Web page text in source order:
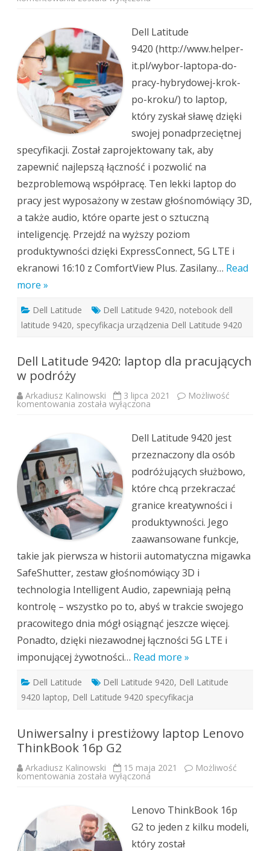
Dell
Latitude
9420
Dell Latitude
9420 (http://www.helper-
it.pl/wybor-laptopa-do-
pracy-hybrydowej-krok-
po-kroku/) to laptop,
który zyskał sławę dzięki
swojej ponadprzeciętnej
specyfikacji. Został zaprojektowany tak, aby
zapewnić najlepszą łączność i pozwolić na
bezproblemową współpracę. Ten lekki laptop do
pracy jest wyposażony w zestaw głośnomówiący 3D,
a także audio, które oparte jest o sztuczną
inteligencję. Przejdź na wyższy poziom
produktywności dzięki ExpressConnect, 5G LTE i
ekranowi 16:10 z ComfortView Plus. Zasilany… Read
more »
Dell Latitude Dell Latitude 9420, notebook dell
latitude 9420, specyfikacja urządzenia Dell Latitude 9420
Dell Latitude 9420: laptop dla pracujących
w podróży
Arkadiusz Kalinowski 3 lipca 2021 Możliwość
komentowania Dell
pracujących
w
podróży
została wyłączona
Dell Latitude 9420 jest
przeznaczony dla osób
podróżujących służbowo,
które chcą przekraczać
granice kreatywności i
produktywności. Jego
zaawansowane funkcje,
takie jak pierwsza w historii automatyczna migawka
SafeShutter, zestaw głośnomówiący 3D i
technologia Intelligent Audio, zapewniają pełną
kontrolę – wszystko po to, abyś w trakcie swojego
pracowitego dnia mógł osiągnąć jeszcze więcej.
Ponadto, dzięki niezawodnej łączności 5G LTE i
imponującej żywotności… Read more »
Dell Latitude Dell Latitude 9420, Dell Latitude
9420 laptop, Dell Latitude 9420 specyfikacja
Uniwersalny i prestiżowy laptop Lenovo
ThinkBook 16p G2
Arkadiusz Kalinowski 15 maja 2021 Możliwość
komentowania Uniwersalny
Lenovo
ThinkBook
16p
G2
została wyłączona
Lenovo ThinkBook 16p
G2 to jeden z kilku modeli,
który został